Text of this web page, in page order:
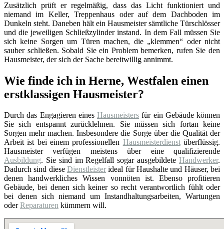
Zusätzlich prüft er regelmäßig, dass das Licht funktioniert und
niemand im Keller, Treppenhaus oder auf dem Dachboden im
Dunkeln steht. Daneben hält ein Hausmeister sämtliche Türschlösser
und die jeweiligen Schließzylinder instand. In dem Fall müssen Sie
sich keine Sorgen um Türen machen, die „klemmen“ oder nicht
sauber schließen. Sobald Sie ein Problem bemerken, rufen Sie den
Hausmeister, der sich der Sache bereitwillig annimmt.
Wie finde ich in Herne, Westfalen einen
erstklassigen Hausmeister?
Durch das Engagieren eines Hausmeisters für ein Gebäude können
Sie sich entspannt zurücklehnen. Sie müssen sich fortan keine
Sorgen mehr machen. Insbesondere die Sorge über die Qualität der
Arbeit ist bei einem professionellen Hausmeisterdienstüberflüssig.
Hausmeister verfügen meistens über eine qualifizierende
Ausbildung. Sie sind im Regelfall sogar ausgebildete Handwerker.
Dadurch sind diese Dienstleister ideal für Haushalte und Häuser, bei
denen handwerkliches Wissen vonnöten ist. Ebenso profitieren
Gebäude, bei denen sich keiner so recht verantwortlich fühlt oder
bei denen sich niemand um Instandhaltungsarbeiten, Wartungen
oderReparaturen kümmern will.